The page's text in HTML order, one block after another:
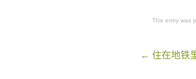
This entry was
navigation
← 住在地铁